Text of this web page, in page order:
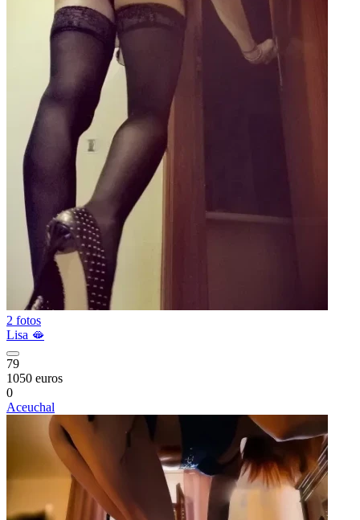
2 fotos
Lisa 🫦
79
1050 euros
0
Aceuchal